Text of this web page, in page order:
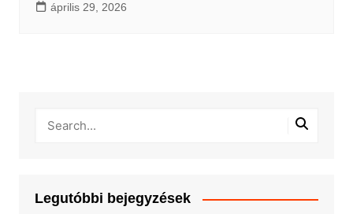
április 29, 2026
Legutóbbi bejegyzések